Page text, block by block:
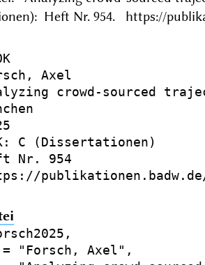
Heft Nr. 954. https://
Axel
crowd-sourced
C (Dissertationen)
Nr. 954
publikationen.badw.de/
"Forsch, Axel",